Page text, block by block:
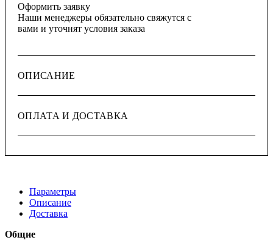
Оформить заявку
Наши менеджеры обязательно свяжутся с
вами и уточнят условия заказа
ОПИСАНИЕ
ОПЛАТА И ДОСТАВКА
Параметры
Описание
Доставка
Общие